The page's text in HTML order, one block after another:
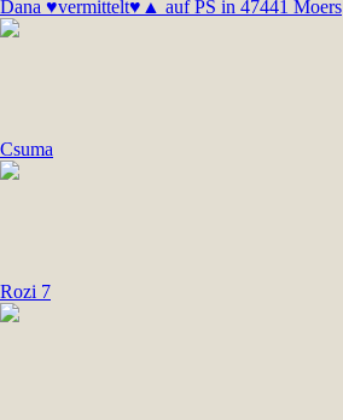
Dana ♥vermittelt♥▲ auf PS in 47441 Moers
Csuma
Rozi 7